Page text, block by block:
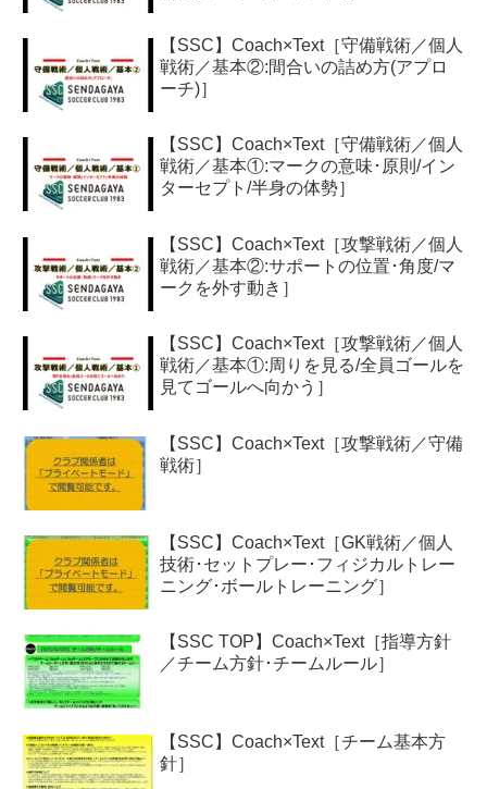
【SSC】Coach×Text［守備戦術／個人
戦術／基本②:間合いの詰め方(アプロ
ーチ)］
【SSC】Coach×Text［守備戦術／個人
戦術／基本①:マークの意味･原則/イン
ターセプト/半身の体勢］
【SSC】Coach×Text［攻撃戦術／個人
戦術／基本②:サポートの位置･角度/マ
ークを外す動き］
【SSC】Coach×Text［攻撃戦術／個人
戦術／基本①:周りを見る/全員ゴールを
見てゴールへ向かう］
【SSC】Coach×Text［攻撃戦術／守備
戦術］
【SSC】Coach×Text［GK戦術／個人
技術･セットプレー･フィジカルトレー
ニング･ボールトレーニング］
【SSC TOP】Coach×Text［指導方針
／チーム方針･チームルール］
【SSC】Coach×Text［チーム基本方
針］